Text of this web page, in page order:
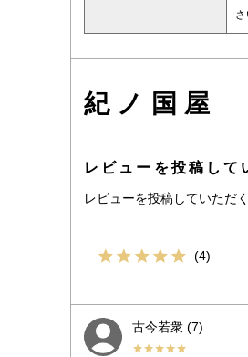
さ
紀ノ国屋
レビューを投稿して
レビューを投稿していただ
4
古今若衆 7